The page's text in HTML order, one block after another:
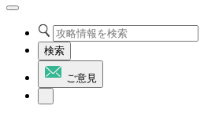
検索
ご意見